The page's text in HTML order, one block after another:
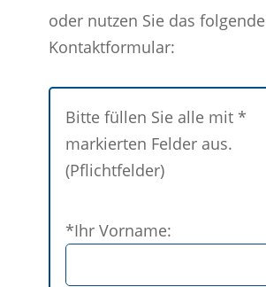
oder nutzen Sie das folgende
Kontaktformular:
Bitte füllen Sie alle mit *
markierten Felder aus.
(Pflichtfelder)
lasse
*Ihr Vorname: